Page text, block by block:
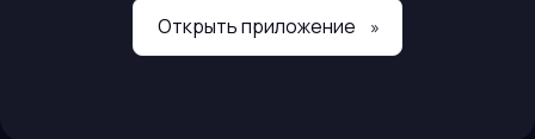
Открыть приложение
»